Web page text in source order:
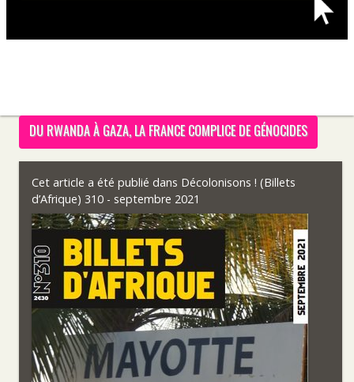
DU RWANDA À GAZA, LA FRANCE COMPLICE DE GÉNOCIDES
Cet article a été publié dans Décolonisons ! (Billets
d’Afrique) 310 - septembre 2021